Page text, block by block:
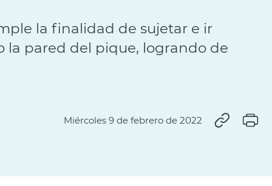
la finalidad de sujetar e ir
la pared del pique, logrando de
Miércoles 9 de febrero de 2022